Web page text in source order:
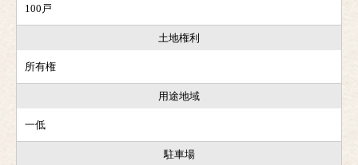
100戸
土地権利
所有権
用途地域
一低
駐車場